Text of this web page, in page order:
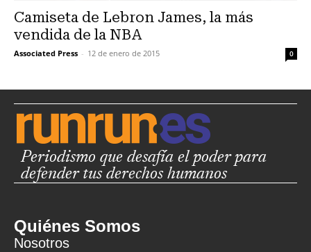
Camiseta de Lebron James, la más
vendida de la NBA
Associated Press - 12 de enero de 2015 0
Periodismo que desafía el poder para
defender tus derechos humanos
Quiénes Somos
Nosotros